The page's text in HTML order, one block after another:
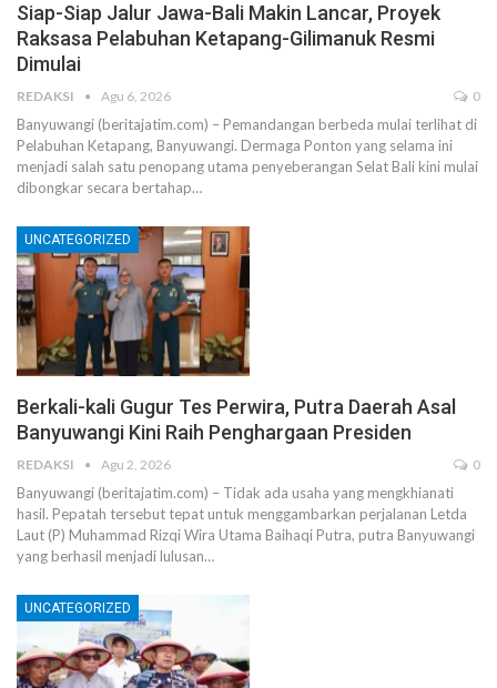
Siap-Siap Jalur Jawa-Bali Makin Lancar, Proyek
Raksasa Pelabuhan Ketapang-Gilimanuk Resmi
Dimulai
REDAKSI Agu 6, 2026 0
Banyuwangi (beritajatim.com) – Pemandangan berbeda mulai terlihat di
Pelabuhan Ketapang, Banyuwangi. Dermaga Ponton yang selama ini
menjadi salah satu penopang utama penyeberangan Selat Bali kini mulai
dibongkar secara bertahap…
UNCATEGORIZED
Berkali-kali Gugur Tes Perwira, Putra Daerah Asal
Banyuwangi Kini Raih Penghargaan Presiden
REDAKSI Agu 2, 2026 0
Banyuwangi (beritajatim.com) – Tidak ada usaha yang mengkhianati
hasil. Pepatah tersebut tepat untuk menggambarkan perjalanan Letda
Laut (P) Muhammad Rizqi Wira Utama Baihaqi Putra, putra Banyuwangi
yang berhasil menjadi lulusan…
UNCATEGORIZED